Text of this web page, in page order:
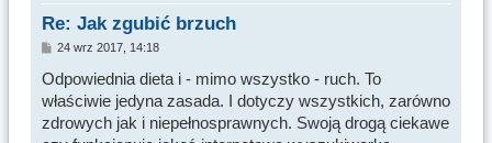
r
Re: Jak zgubić brzuch
P
s
24 wrz 2017, 14:18
Odpowiednia dieta i - mimo wszystko - ruch. To
właściwie jedyna zasada. I dotyczy wszystkich, zarówno
zdrowych jak i niepełnosprawnych. Swoją drogą ciekawe